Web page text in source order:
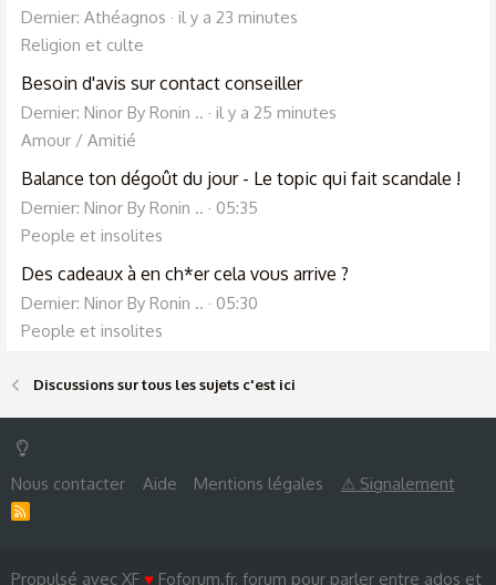
Dernier: Athéagnos
il y a 23 minutes
Religion et culte
Besoin d'avis sur contact conseiller
Dernier: Ninor By Ronin ..
il y a 25 minutes
Amour / Amitié
Balance ton dégoût du jour - Le topic qui fait scandale !
Dernier: Ninor By Ronin ..
05:35
People et insolites
Des cadeaux à en ch*er cela vous arrive ?
Dernier: Ninor By Ronin ..
05:30
People et insolites
Discussions sur tous les sujets c'est ici
Nous contacter Aide Mentions légales ⚠ Signalement
Propulsé avec XF ♥ Foforum.fr, forum pour parler entre ados et